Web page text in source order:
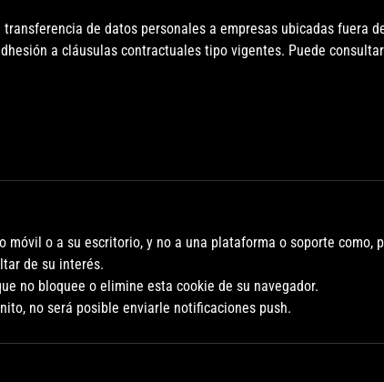
de datos personales a empresas ubicadas fuera
a cláusulas contractuales tipo vigentes. Puede
o a su escritorio, y no a una plataforma o soporte como,
de su interés.
no bloquee o elimine esta cookie de su navegador.
no será posible enviarle notificaciones push.